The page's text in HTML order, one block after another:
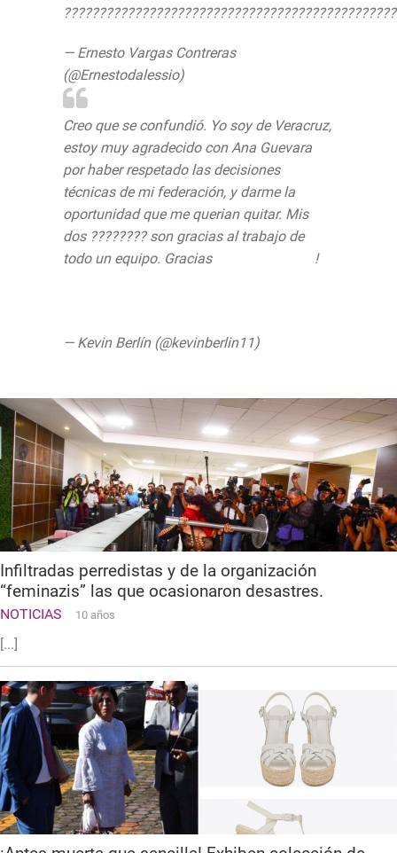
— Ernesto Vargas Contreras
(@Ernestodalessio)
Creo que se confundió. Yo soy de Veracruz,
estoy muy agradecido con Ana Guevara
por haber respetado las decisiones
técnicas de mi federación, y darme la
oportunidad que me querian quitar. Mis
dos ???????? son gracias al trabajo de
todo un equipo. Gracias
!
— Kevin Berlín (@kevinberlin11)
Infiltradas perredistas y de la organización
“feminazis” las que ocasionaron desastres.
NOTICIAS 10 años
[...]